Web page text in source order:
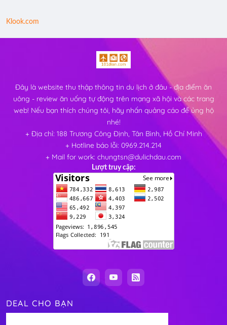
Klook.com
Đây là website thu thập thông tin du lịch ở đâu - địa điểm ăn
uông - review ăn uống tự động trên mạng xã hội và các trang
web! Nếu bạn thích chúng tôi, hãy nhấn quảng cáo để ủng hộ
nhé!
+ Địa chỉ: 188 Trương Công Định, Tân Bình, Hồ Chí Minh
+ Hotline báo lỗi: 0969.214.214
+ Mail for work: chungtsn@dulichdau.com
Lượt truy cập:
DEAL CHO BẠN